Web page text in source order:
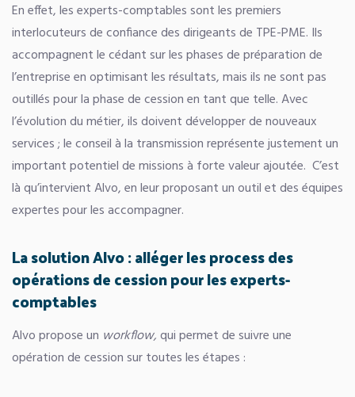
En effet, les experts-comptables sont les premiers
interlocuteurs de confiance des dirigeants de TPE-PME. Ils
accompagnent le cédant sur les phases de préparation de
l’entreprise en optimisant les résultats, mais ils ne sont pas
outillés pour la phase de cession en tant que telle. Avec
l’évolution du métier, ils doivent développer de nouveaux
services ; le conseil à la transmission représente justement un
important potentiel de missions à forte valeur ajoutée. C’est
là qu’intervient Alvo, en leur proposant un outil et des équipes
expertes pour les accompagner.
La solution Alvo : alléger les process des
opérations de cession pour les experts-
comptables
Alvo propose un workflow,qui permet de suivre une
opération de cession sur toutes les étapes :